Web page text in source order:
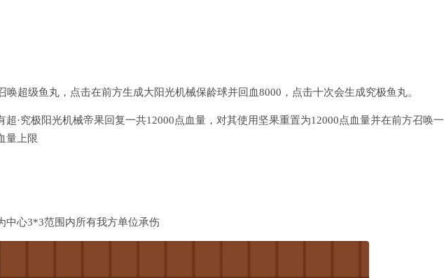
唤超级鱼丸，点击在前方生成大阳光机械保龄球并回血8000，点击十次会生成究极鱼丸。
超·究极阳光机械帝果回复一共12000点血量，对其使用坚果重置为12000点血量并在前方召唤一
量上限
中心3*3范围内所有我方单位承伤